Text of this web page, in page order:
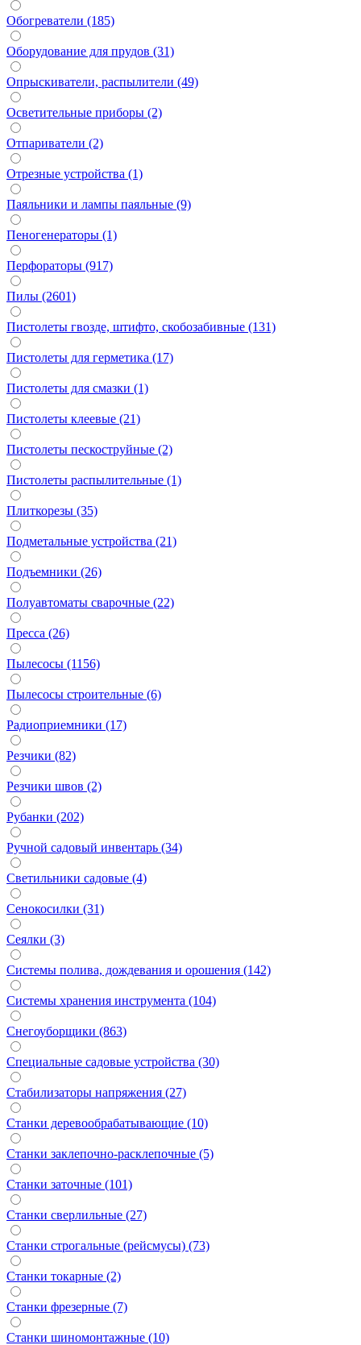
Обогреватели (185)
Оборудование для прудов (31)
Опрыскиватели, распылители (49)
Осветительные приборы (2)
Отпариватели (2)
Отрезные устройства (1)
Паяльники и лампы паяльные (9)
Пеногенераторы (1)
Перфораторы (917)
Пилы (2601)
Пистолеты гвозде, штифто, скобозабивные (131)
Пистолеты для герметика (17)
Пистолеты для смазки (1)
Пистолеты клеевые (21)
Пистолеты пескоструйные (2)
Пистолеты распылительные (1)
Плиткорезы (35)
Подметальные устройства (21)
Подъемники (26)
Полуавтоматы сварочные (22)
Пресса (26)
Пылесосы (1156)
Пылесосы строительные (6)
Радиоприемники (17)
Резчики (82)
Резчики швов (2)
Рубанки (202)
Ручной садовый инвентарь (34)
Светильники садовые (4)
Сенокосилки (31)
Сеялки (3)
Системы полива, дождевания и орошения (142)
Системы хранения инструмента (104)
Снегоуборщики (863)
Специальные садовые устройства (30)
Стабилизаторы напряжения (27)
Станки деревообрабатывающие (10)
Станки заклепочно-расклепочные (5)
Станки заточные (101)
Станки сверлильные (27)
Станки строгальные (рейсмусы) (73)
Станки токарные (2)
Станки фрезерные (7)
Станки шиномонтажные (10)